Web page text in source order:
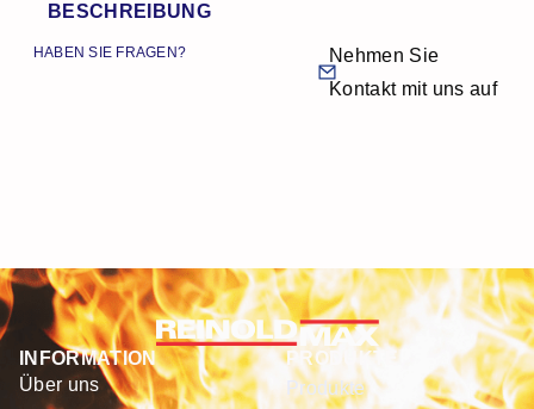
BESCHREIBUNG
HABEN SIE FRAGEN?
Nehmen Sie
Kontakt mit uns auf
INFORMATION
Über uns
PRODUKTE
Produkte